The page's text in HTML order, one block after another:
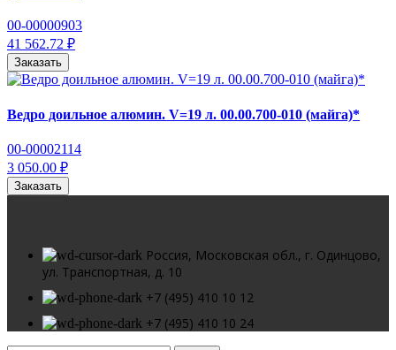
00-00000903
41 562.72 ₽
Заказать
Ведро доильное алюмин. V=19 л. 00.00.700-010 (майга)*
00-00002114
3 050.00 ₽
Заказать
Россия, Московская обл., г. Одинцово,
ул. Транспортная, д. 10
+7 (495) 410 10 12
+7 (495) 410 10 24